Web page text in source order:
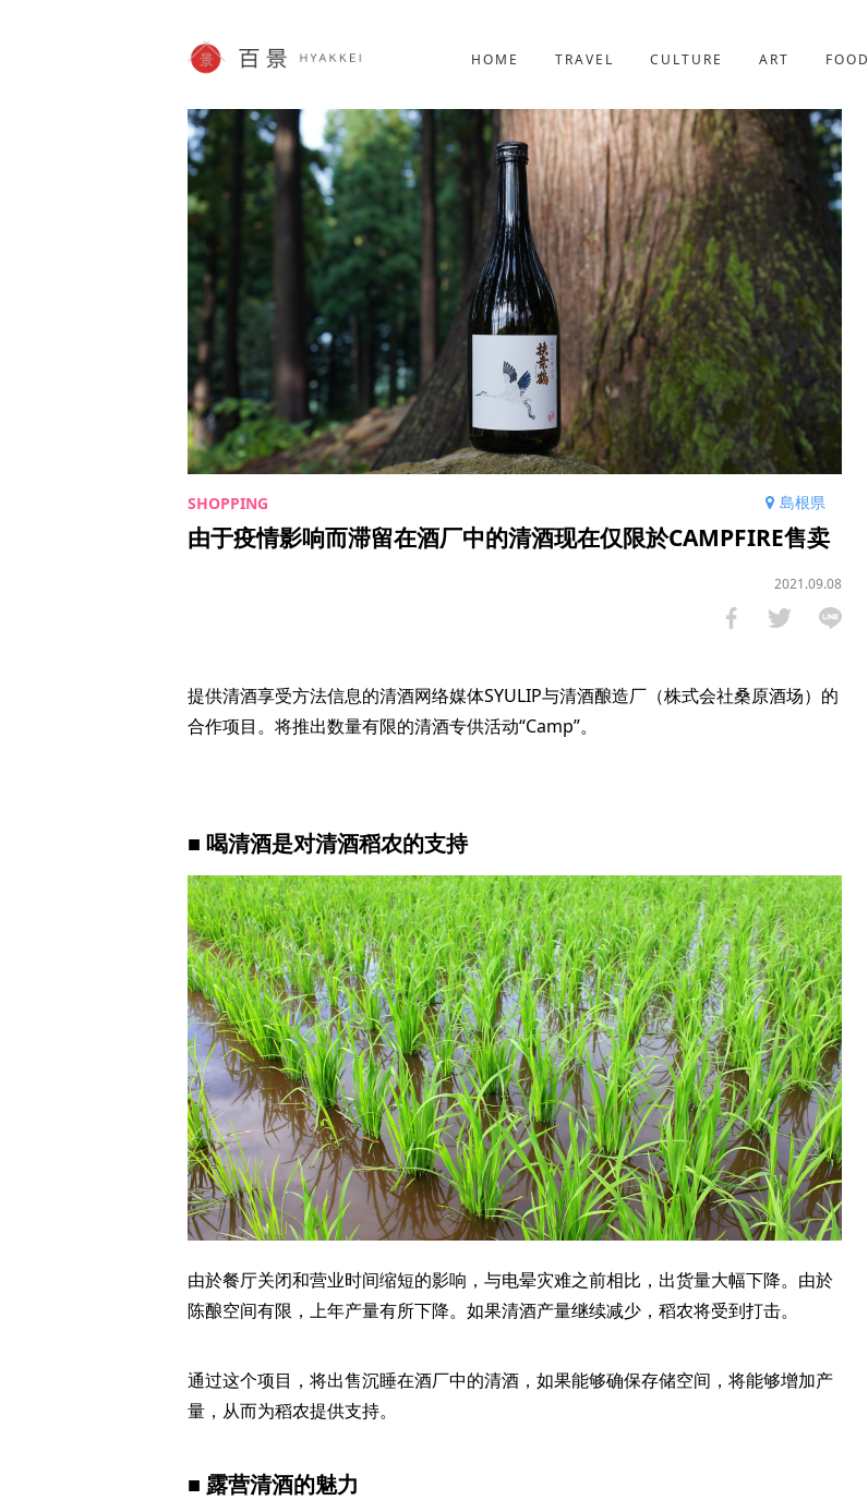
HOME TRAVEL CULTURE ART FOOD
SHOPPING
JP info
島根県
由于疫情影响而滞留在酒厂中的清酒现在仅限於CAMPFIRE售卖
2021.09.08
提供清酒享受方法信息的清酒网络媒体SYULIP与清酒酿造厂（株式会社桑原酒场）的
合作项目。将推出数量有限的清酒专供活动“Camp”。
■ 喝清酒是对清酒稻农的支持
由於餐厅关闭和营业时间缩短的影响，与电晕灾难之前相比，出货量大幅下降。由於
陈酿空间有限，上年产量有所下降。如果清酒产量继续减少，稻农将受到打击。
通过这个项目，将出售沉睡在酒厂中的清酒，如果能够确保存储空间，将能够增加产
量，从而为稻农提供支持。
■ 露营清酒的魅力